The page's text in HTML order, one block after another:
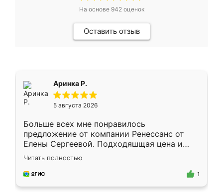
На основе 942оценок
Оставить отзыв
Аринка Р.
5 августа 2026
Больше всех мне понравилось
предложение от компании Ренессанс от
Елены Сергеевой. Подходяшщая цена и
короткие сроки изготовления. Приехавший
для замера сотрудник Владислав
предложил по моему эскизу самый
Читать полностью
1